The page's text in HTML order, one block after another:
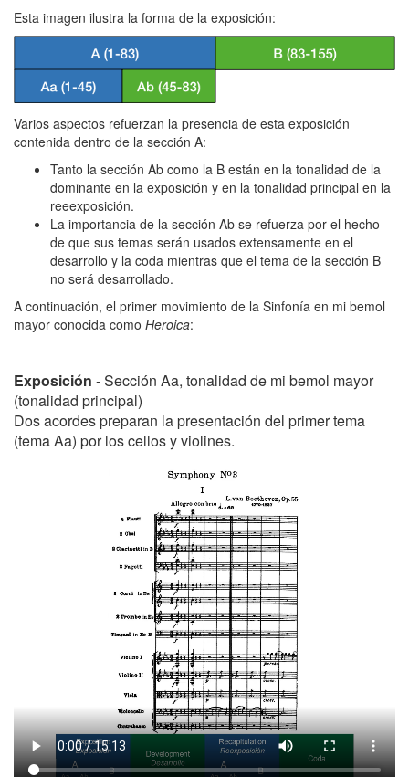
Esta imagen ilustra la forma de la exposición:
Varios aspectos refuerzan la presencia de esta exposición
contenida dentro de la sección A:
Tanto la sección Ab como la B están en la tonalidad de la
dominante en la exposición y en la tonalidad principal en la
reeexposición.
La importancia de la sección Ab se refuerza por el hecho
de que sus temas serán usados extensamente en el
desarrollo y la coda mientras que el tema de la sección B
no será desarrollado.
A continuación, el primer movimiento de la Sinfonía en mi bemol
mayor conocida como Heroica:
Exposición - Sección Aa, tonalidad de mi bemol mayor
(tonalidad principal)
Dos acordes preparan la presentación del primer tema
(tema Aa) por los cellos y violines.